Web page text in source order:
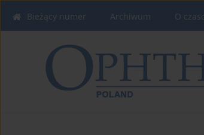
Bieżący numer Archiwum O